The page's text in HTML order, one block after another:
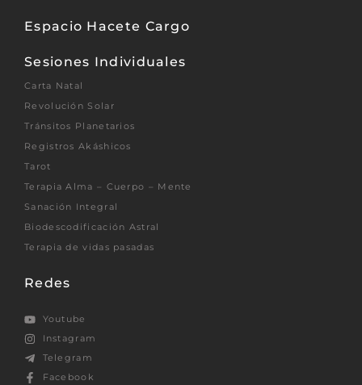
Espacio Hacete Cargo
Sesiones Individuales
Carta Natal
Revolución Solar
Tránsitos Planetarios
Registros Akáshicos
Tarot
Terapia Alma – Cuerpo – Mente
Sanación Integral
Biodescodificación Astral
Terapia de vidas pasadas
Redes
Youtube
Instagram
Telegram
Facebook